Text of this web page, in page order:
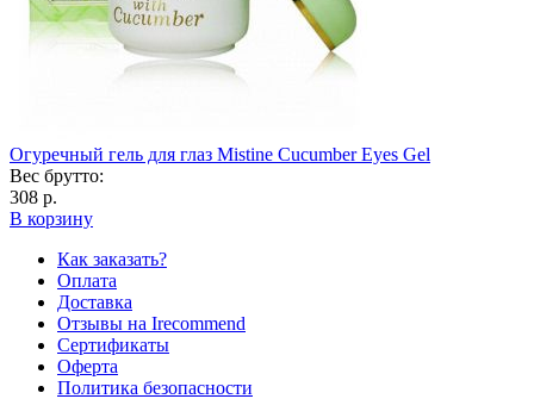
Огуречный гель для глаз Mistine Cucumber Eyes Gel
Вес брутто:
308 р.
В корзину
Как заказать?
Оплата
Доставка
Отзывы на Irecommend
Сертификаты
Оферта
Политика безопасности